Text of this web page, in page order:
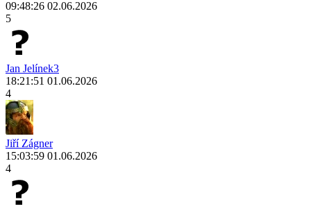
09:48:26 02.06.2026
5
Jan Jelínek3
18:21:51 01.06.2026
4
Jiří Zágner
15:03:59 01.06.2026
4